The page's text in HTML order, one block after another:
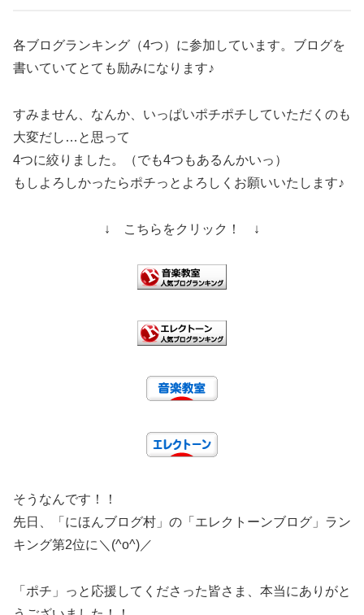
各ブログランキング（4つ）に参加しています。ブログを
書いていてとても励みになります♪
すみません、なんか、いっぱいポチポチしていただくのも
大変だし…と思って
4つに絞りました。（でも4つもあるんかいっ）
もしよろしかったらポチっとよろしくお願いいたします♪
↓ こちらをクリック！ ↓
そうなんです！！
先日、「にほんブログ村」の「エレクトーンブログ」ラン
キング第2位に＼(^o^)／
「ポチ」っと応援してくださった皆さま、本当にありがと